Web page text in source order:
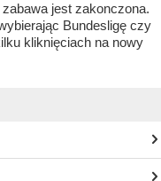
jest zakonczona.
Bundesligę czy
kliknięciach na nowy